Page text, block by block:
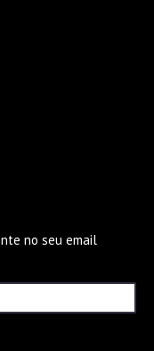
no seu email